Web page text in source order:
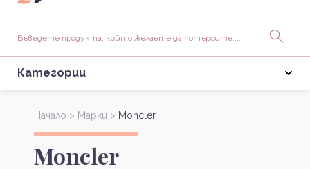
Категории
Начало > Марки > Moncler
Moncler